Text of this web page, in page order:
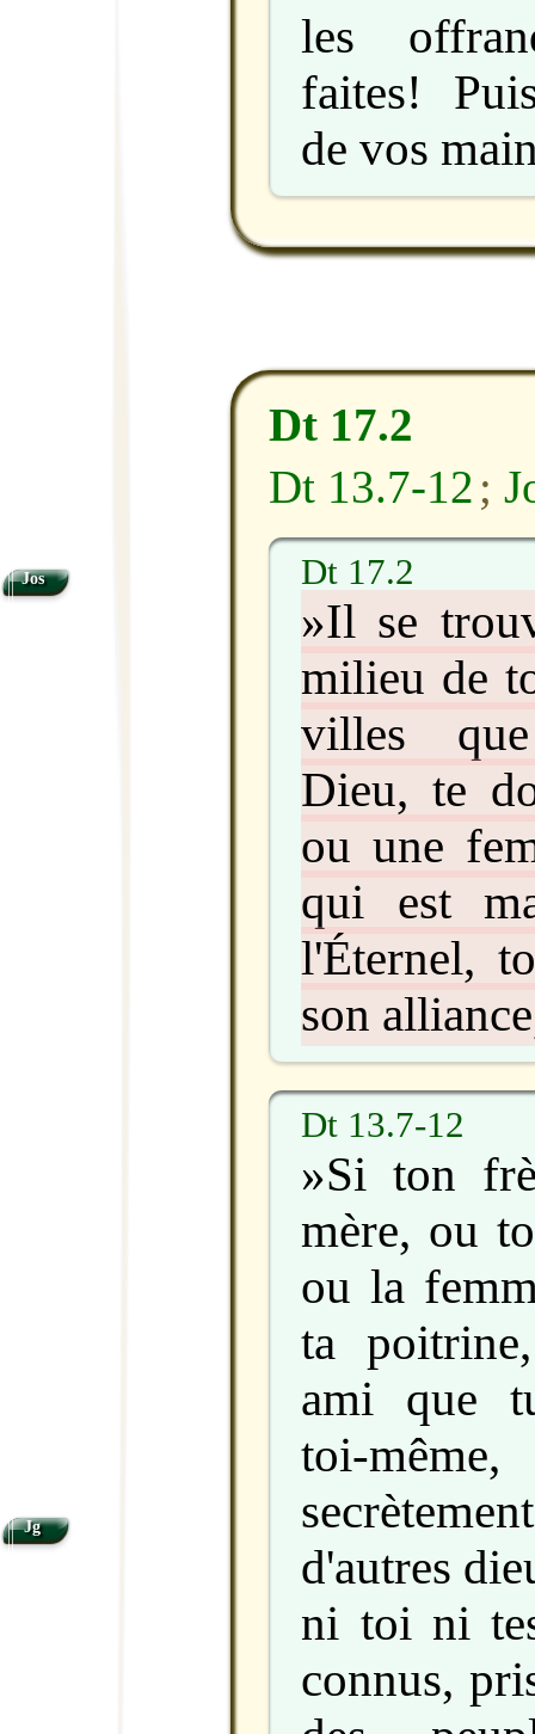
les
faites!
de vos
Dt 17.2
Dt 13.7-12;
Dt 17.2
»Il se
milieu de
villes
Dieu, te
ou une
qui est
l'Éternel,
son
Dt 13.7-12
»Si ton
mère, ou
ou la
ta
ami que
toi-
d'autres
ni toi ni
connus,
Jos
Jg